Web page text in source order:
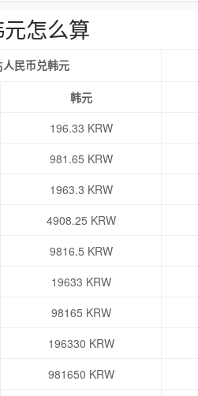
怎么算
人民币兑韩元
韩元
196.33 KRW
981.65 KRW
1963.3 KRW
4908.25 KRW
9816.5 KRW
19633 KRW
98165 KRW
196330 KRW
981650 KRW